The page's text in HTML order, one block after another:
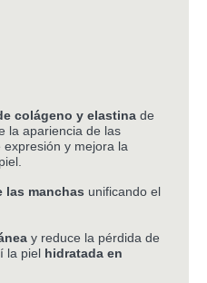
colágeno y elastina de
la apariencia de las
y mejora la
las manchas unificando el
y reduce la pérdida de
la piel hidratada en